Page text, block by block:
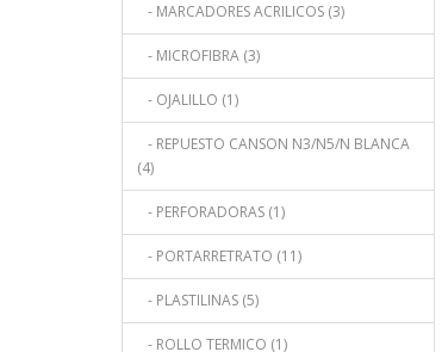
- MARCADORES ACRILICOS (3)
- MICROFIBRA (3)
- OJALILLO (1)
- REPUESTO CANSON N3/N5/N BLANCA
(4)
- PERFORADORAS (1)
- PORTARRETRATO (11)
- PLASTILINAS (5)
- ROLLO TERMICO (1)